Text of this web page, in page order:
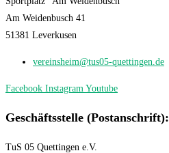
Am Weidenbusch 41
51381 Leverkusen
vereinsheim@tus05-quettingen.de
Facebook Instagram Youtube
Geschäftsstelle (Postanschrift):
TuS 05 Quettingen e.V.